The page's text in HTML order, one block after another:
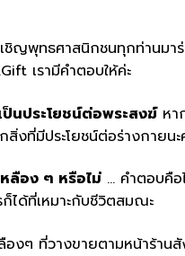
ญพุทธศาสนิกชนทุกท่านมาร่
เรามีคำตอบให้ค่ะ
ป็นประโยชน์ต่อพระสงฆ์หา
สิ่งที่มีประโยชน์ต่อร่างกายน
ลือง ๆ หรือไม่ … คำตอบคือ
ได้ที่เหมาะกับชีวิตสมณะ
องๆ ที่วางขายตามหน้าร้าน